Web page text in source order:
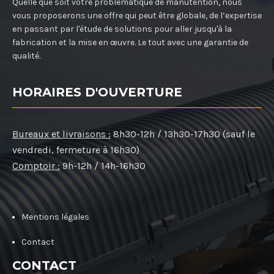
Quelle que soit votre problématique de manutention, nous
vous proposerons une offre qui peut être globale, de l’expertise
en passant par l'étude de solutions pour aller jusqu'à la
fabrication et la mise en œuvre. Le tout avec une garantie de
qualité.
HORAIRES D'OUVERTURE
Bureaux et livraisons : 8h30-12h / 13h30-17h30 (sauf le
vendredi, fermeture à 16h30)
Comptoir : 9h-12h / 14h-16h30
Mentions légales
Contact
CONTACT